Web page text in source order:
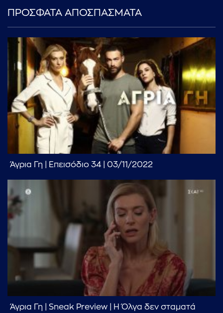
...πληκτρολογήστε κείμενο προς αναζήτηση
ΠΡΟΣΦΑΤΑ ΑΠΟΣΠΑΣΜΑΤΑ
Άγρια Γη | Επεισόδιο 34 | 03/11/2022
Άγρια Γη | Sneak Preview | Η Όλγα δεν σταματά